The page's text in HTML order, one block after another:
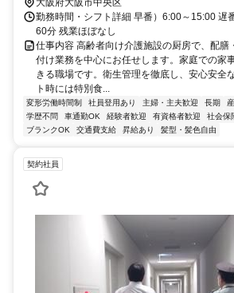
勤務時間・シフト詳細 早番）6:00～15:00 遅
60分 残業ほぼなし
仕事内容 高齢者向け介護施設の厨房で、配膳
付け業務を中心にお任せします。家庭での家
きる職場です。衛生管理を徹底し、安心安全
ト時には特別食...
変形労働時間制 社員登用あり 主婦・主夫歓迎 長期
学歴不問
車通勤OK 経験者歓迎 有資格者歓迎 社会保
ブランクOK
交通費支給 昇給あり 髪型・髪色自由
契約社員